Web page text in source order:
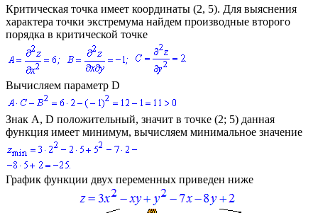
Критическая точка имеет координаты (2, 5). Для выяснения
характера точки экстремума найдем производные второго
порядка в критической точке
Вычисляем параметр D
Знак A, D положительный, значит в точке (2; 5) данная
функция имеет минимум, вычисляем минимальное значение
График функции двух переменных приведен ниже